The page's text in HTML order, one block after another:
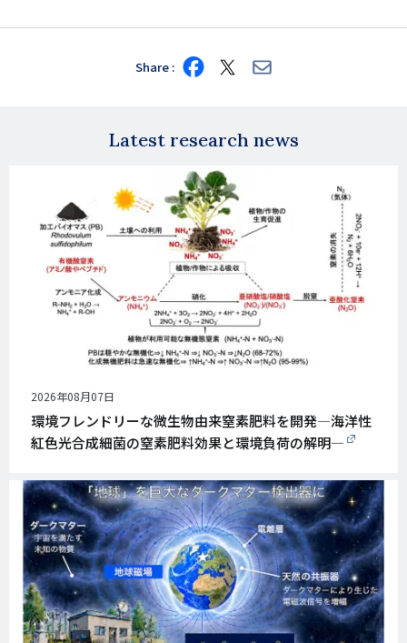
Share Share
on
Share
on
Share
via
Latest research news
公
開
日
2026年08月07日
環境フレンドリーな微生物由来窒素肥料を開発―海洋性
紅色光合成細菌の窒素肥料効果と環境負荷の解明―